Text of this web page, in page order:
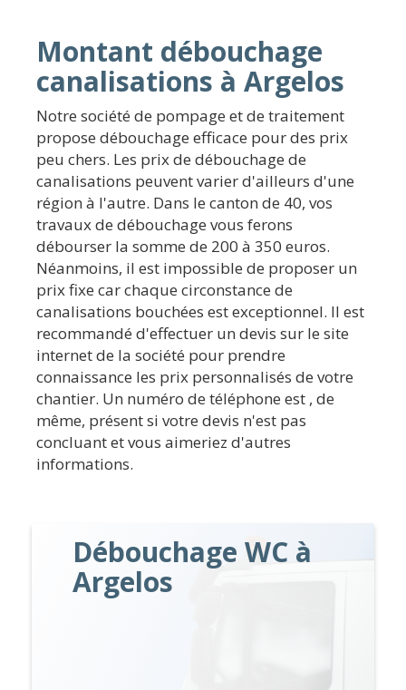
Montant débouchage
canalisations à Argelos
Notre société de pompage et de traitement
propose débouchage efficace pour des prix
peu chers. Les prix de débouchage de
canalisations peuvent varier d'ailleurs d'une
région à l'autre. Dans le canton de 40, vos
travaux de débouchage vous ferons
débourser la somme de 200 à 350 euros.
Néanmoins, il est impossible de proposer un
prix fixe car chaque circonstance de
canalisations bouchées est exceptionnel. Il est
recommandé d'effectuer un devis sur le site
internet de la société pour prendre
connaissance les prix personnalisés de votre
chantier. Un numéro de téléphone est , de
même, présent si votre devis n'est pas
concluant et vous aimeriez d'autres
informations.
Débouchage WC à
Argelos